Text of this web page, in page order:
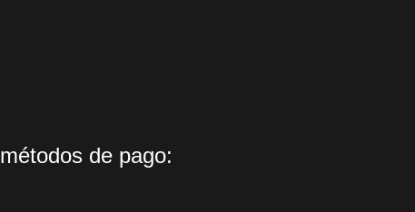
métodos de pago: